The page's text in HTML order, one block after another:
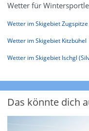
Wetter für
Wetter im Skigebiet Zugspitze
Wetter im Skigebiet Kitzbühel
Wetter im Skigebiet Ischgl
Das könnte dich